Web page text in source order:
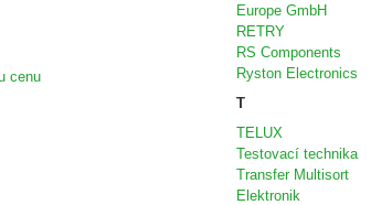
Europe GmbH
RETRY
RS Components
Ryston Electronics
T
TELUX
Testovací technika
Transfer Multisort
Elektronik
cenu